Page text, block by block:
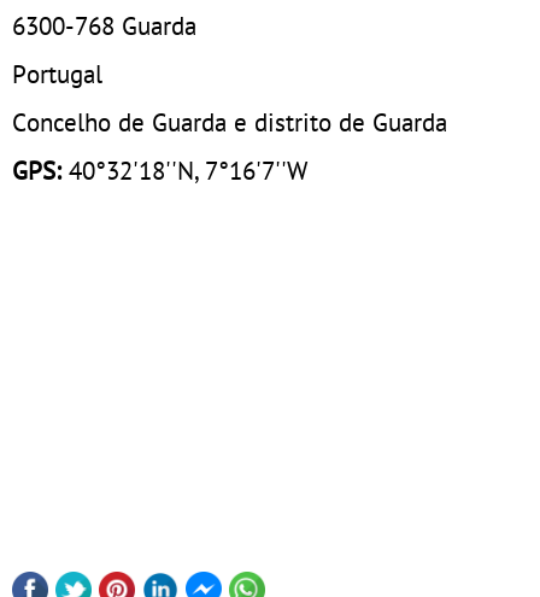
6300-768 Guarda
Portugal
Concelho de Guarda e distrito de Guarda
GPS:40°32'18''N, 7°16'7''W